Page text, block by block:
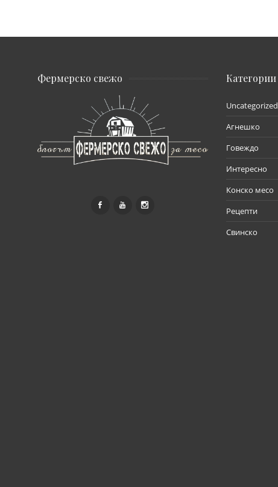
Фермерско свежо Категории
Uncategorized
Агнешко
Говеждо
Интересно
Конско месо
Рецепти
Свинско